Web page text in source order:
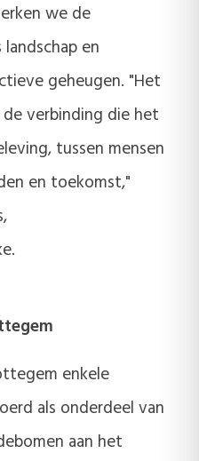
we de
en
geheugen. "Het
verbinding die het
tussen mensen
en toekomst,"
enkele
als onderdeel van
aan het